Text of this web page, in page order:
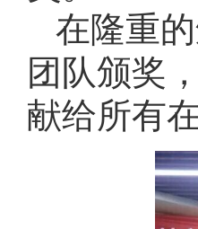
在隆重
团队颁奖
献给所有